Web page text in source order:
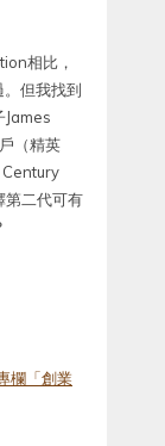
相比，
但我找到
James
（精英
Century
第二代可有
欄「創業